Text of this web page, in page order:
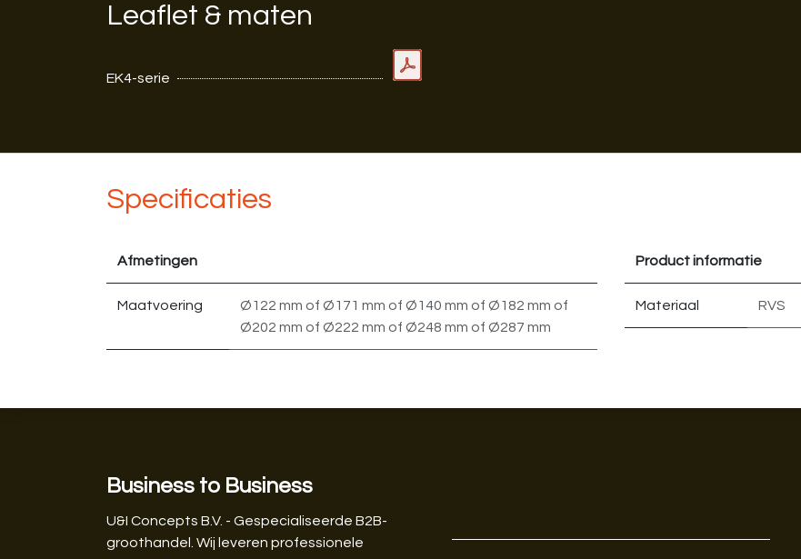
Leaflet & maten
EK4-serie
Specificaties
Afmetingen
Maatvoering Ø122 mm of Ø171 mm of Ø140 mm of Ø182 mm of
Ø202 mm of Ø222 mm of Ø248 mm of Ø287 mm
Product informatie
Materiaal RVS
Business to Business
U&I Concepts B.V. - Gespecialiseerde B2B-
groothandel. Wij leveren professionele